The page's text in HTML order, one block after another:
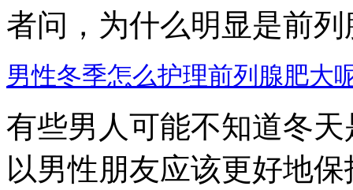
者问，为什么明显是前列
男性冬季怎么护理前列腺肥大
有些男人可能不知道冬
以男性朋友应该更好地